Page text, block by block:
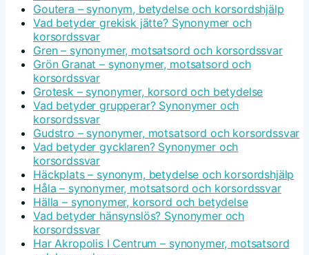
Goutera – synonym, betydelse och korsordshjälp
Vad betyder grekisk jätte? Synonymer och
korsordssvar
Gren – synonymer, motsatsord och korsordssvar
Grön Granat – synonymer, motsatsord och
korsordssvar
Grotesk – synonymer, korsord och betydelse
Vad betyder grupperar? Synonymer och
korsordssvar
Gudstro – synonymer, motsatsord och korsordssvar
Vad betyder gycklaren? Synonymer och
korsordssvar
Häckplats – synonym, betydelse och korsordshjälp
Håla – synonymer, motsatsord och korsordssvar
Hälla – synonymer, korsord och betydelse
Vad betyder hänsynslös? Synonymer och
korsordssvar
Har Akropolis I Centrum – synonymer, motsatsord